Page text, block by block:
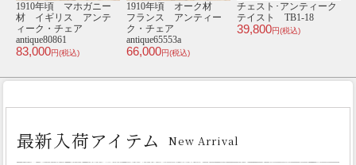
2.5人掛けソファ･アンテ
ィークテイスト E1167-
2.5-18F279B
98,800円(税込)
3人掛けソファ･アンテ
ィークテイスト
VC3F263K
94,800円(税込)
1930年頃 ビーチ材
イギリス アンティー
ク・チェア